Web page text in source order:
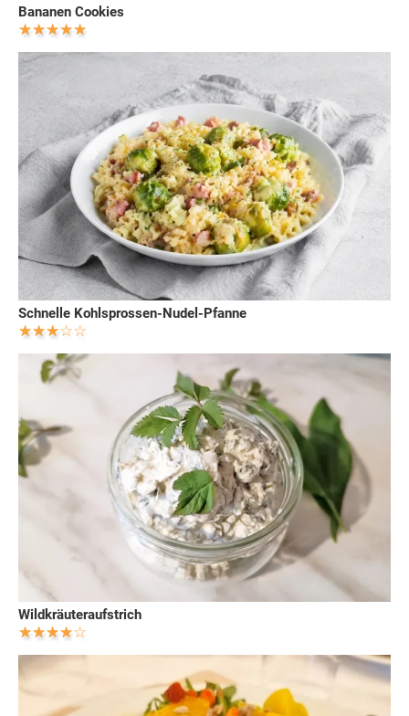
Bananen Cookies
Schnelle Kohlsprossen-Nudel-Pfanne
Wildkräuteraufstrich